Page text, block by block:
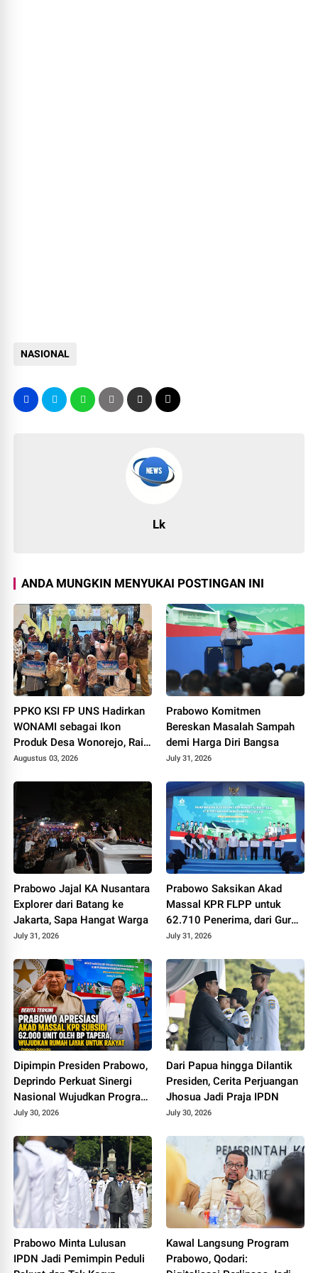
NASIONAL
Lk
ANDA MUNGKIN MENYUKAI POSTINGAN INI
PPKO KSI FP UNS Hadirkan
WONAMI sebagai Ikon
Produk Desa Wonorejo, Raih
Tiga Penghargaan di
2026
Augustus 03, 2026
Prabowo Komitmen
Bereskan Masalah Sampah
demi Harga Diri Bangsa
July 31, 2026
Prabowo Jajal KA Nusantara
Explorer dari Batang ke
Jakarta, Sapa Hangat Warga
July 31, 2026
Prabowo Saksikan Akad
Massal KPR FLPP untuk
62.710 Penerima, dari Guru
SD hingga Pengemudi Ojol
July 31, 2026
Dipimpin Presiden Prabowo,
Deprindo Perkuat Sinergi
Nasional Wujudkan Program
3 Juta Rumah
July 30, 2026
Dari Papua hingga Dilantik
Presiden, Cerita Perjuangan
Jhosua Jadi Praja IPDN
July 30, 2026
Prabowo Minta Lulusan
IPDN Jadi Pemimpin Peduli
Kawal Langsung Program
Prabowo, Qodari: